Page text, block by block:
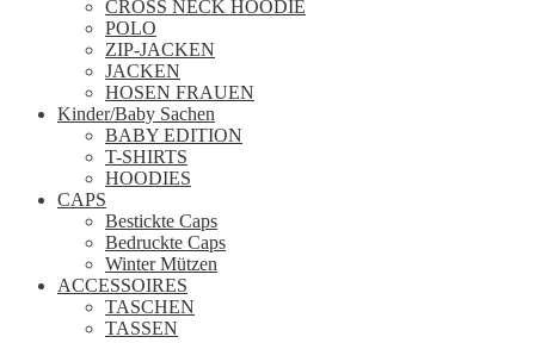
CROSS NECK HOODIE
POLO
ZIP-JACKEN
JACKEN
HOSEN FRAUEN
Kinder/Baby Sachen
BABY EDITION
T-SHIRTS
HOODIES
CAPS
Bestickte Caps
Bedruckte Caps
Winter Mützen
ACCESSOIRES
TASCHEN
TASSEN